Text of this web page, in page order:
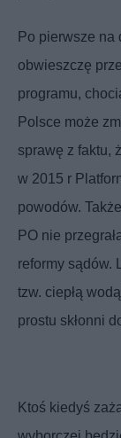
Po pierwsze na
obwieszczę
programu,
Polsce może
sprawę z faktu,
w 2015 r
powodów.
PO nie
reformy sądów.
tzw. ciepłą
prostu skłonni
Ktoś kiedyś